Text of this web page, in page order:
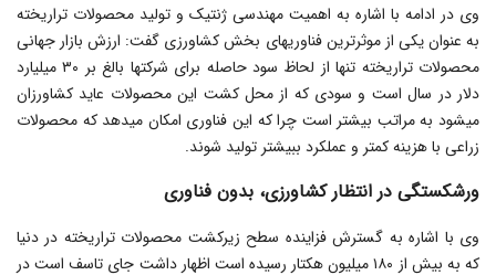
وی در ادامه با اشاره به اهمیت مهندسی ژنتیک و تولید محصولات تراریخته
به عنوان یکی از موثرترین فناوری‎های بخش کشاورزی گفت: ارزش بازار جهانی
محصولات تراریخته تنها از لحاظ سود حاصله برای شرکت‎ها بالغ بر ۳۰ میلیارد
دلار در سال است و سودی که از محل کشت این محصولات عاید کشاورزان
می‎شود به مراتب بیشتر است چرا که این فناوری امکان می‎دهد که محصولات
زراعی با هزینه کمتر و عملکرد ببیشتر تولید شوند.
ورشکستگی در انتظار کشاورزی، بدون فناوری
وی با اشاره به گسترش فزاینده سطح زیرکشت محصولات تراریخته در دنیا
که به بیش از ۱۸۰ میلیون هکتار رسیده است اظهار داشت جای تاسف است در